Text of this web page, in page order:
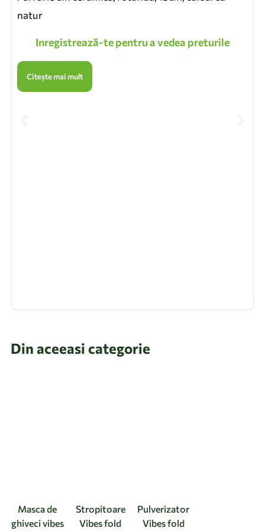
natur
Inregistrează-te pentru a vedea preturile
Citește mai mult
Din aceeasi categorie
Masca de
ghiveci vibes
Stropitoare
Vibes fold
Pulverizator
Vibes fold